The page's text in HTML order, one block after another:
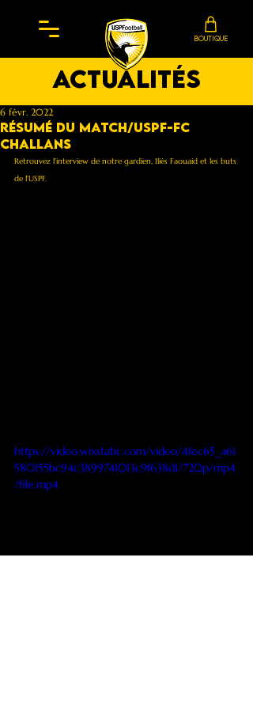
BOUTIQUE
actualités
Résumé du Match/USPF-FC
Challans
6 févr. 2022
Retrouvez l'interview de notre gardien, Iliès Faouaid et les buts
de l'USPF.
https://video.wixstatic.com/video/4fec65_a61
580155bc94c3899741013c9f638d1/720p/mp4
/file.mp4